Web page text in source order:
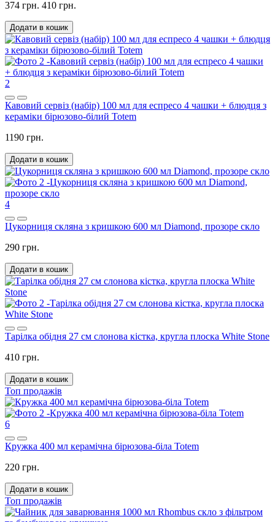
374 грн. 410 грн.
Додати в кошик
2
Кавовий сервіз (набір) 100 мл для еспресо 4 чашки + блюдця з
кераміки бірюзово-білий Totem
1190 грн.
Додати в кошик
4
Цукорниця скляна з кришкою 600 мл Diamond, прозоре скло
290 грн.
Додати в кошик
Тарілка обідня 27 см слонова кістка, кругла плоска White Stone
410 грн.
Додати в кошик
Топ продажів
6
Кружка 400 мл керамічна бірюзова-біла Totem
220 грн.
Додати в кошик
Топ продажів